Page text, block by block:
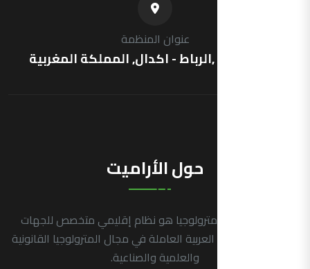
عنوان المنظمة
شارع فرنسا ,الرباط - اكدال, المملكة المغربية
حول الأراميت
التجمع العربي للمترولوجيا هو نظام إقليمي متخصص للجهات
الرسمية في الدول العربية العاملة في مجال المترولوجيا القانونية
والعلمية والصناعية.